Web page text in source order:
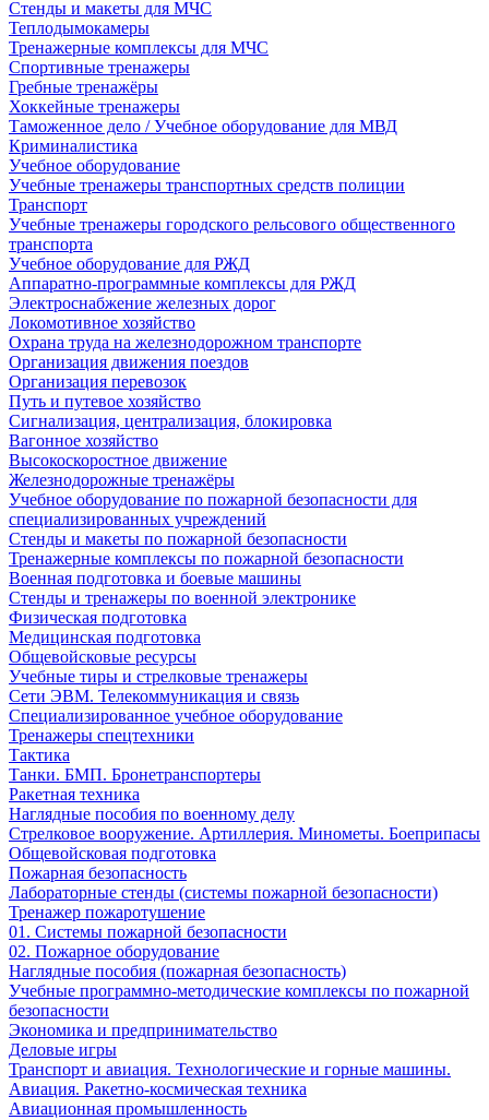
Стенды и макеты для МЧС
Теплодымокамеры
Тренажерные комплексы для МЧС
Спортивные тренажеры
Гребные тренажёры
Хоккейные тренажеры
Таможенное дело / Учебное оборудование для МВД
Криминалистика
Учебное оборудование
Учебные тренажеры транспортных средств полиции
Транспорт
Учебные тренажеры городского рельсового общественного
транспорта
Учебное оборудование для РЖД
Аппаратно-программные комплексы для РЖД
Электроснабжение железных дорог
Локомотивное хозяйство
Охрана труда на железнодорожном транспорте
Организация движения поездов
Организация перевозок
Путь и путевое хозяйство
Сигнализация, централизация, блокировка
Вагонное хозяйство
Высокоскоростное движение
Железнодорожные тренажёры
Учебное оборудование по пожарной безопасности для
специализированных учреждений
Стенды и макеты по пожарной безопасности
Тренажерные комплексы по пожарной безопасности
Военная подготовка и боевые машины
Стенды и тренажеры по военной электронике
Физическая подготовка
Медицинская подготовка
Общевойсковые ресурсы
Учебные тиры и стрелковые тренажеры
Сети ЭВМ. Телекоммуникация и связь
Специализированное учебное оборудование
Тренажеры спецтехники
Тактика
Танки. БМП. Бронетранспортеры
Ракетная техника
Наглядные пособия по военному делу
Стрелковое вооружение. Артиллерия. Минометы. Боеприпасы
Общевойсковая подготовка
Пожарная безопасность
Лабораторные стенды (системы пожарной безопасности)
Тренажер пожаротушение
01. Системы пожарной безопасности
02. Пожарное оборудование
Наглядные пособия (пожарная безопасность)
Учебные программно-методические комплексы по пожарной
безопасности
Экономика и предпринимательство
Деловые игры
Транспорт и авиация. Технологические и горные машины.
Авиация. Ракетно-космическая техника
Авиационная промышленность